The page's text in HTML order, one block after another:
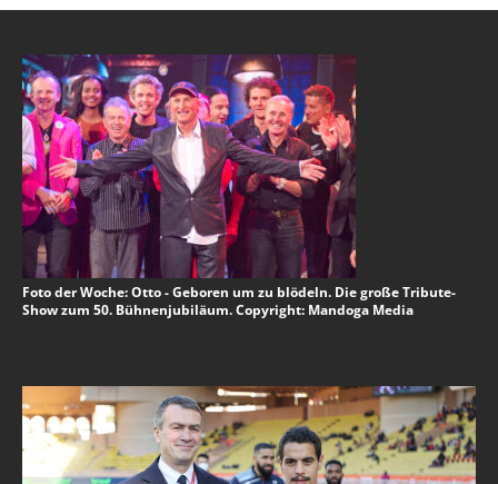
Foto der Woche: Otto - Geboren um zu blödeln. Die große Tribute-
Show zum 50. Bühnenjubiläum. Copyright: Mandoga Media